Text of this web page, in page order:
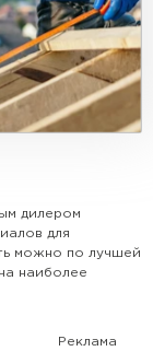
дилером
для
можно по лучшей
наиболее
Реклама